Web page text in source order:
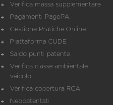
Verifica massa supplementare
Pagamenti PagoPA
Gestione Pratiche Online
Piattaforma CUDE
Saldo punti patente
Verifica classe ambientale
veicolo
Verifica copertura RCA
Neopatentati